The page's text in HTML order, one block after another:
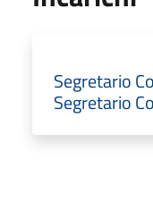
Segretario
Segretario